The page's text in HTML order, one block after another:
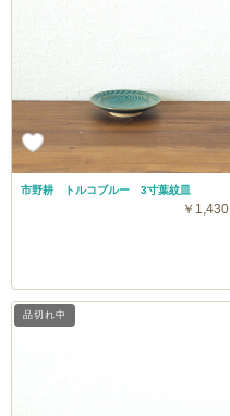
市野耕 トルコブルー 3寸葉紋皿
￥1,430
品切れ中